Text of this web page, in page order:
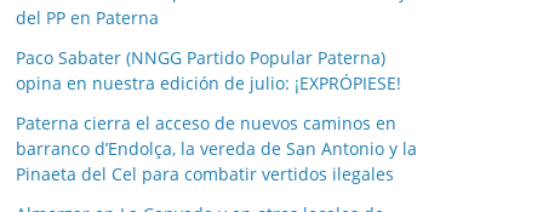
e
e
del PP en Paterna
Paco Sabater (NNGG Partido Popular Paterna)
opina en nuestra edición de julio: ¡EXPRÓPIESE!
Paterna cierra el acceso de nuevos caminos en
barranco d’Endolça, la vereda de San Antonio y la
Pinaeta del Cel para combatir vertidos ilegales